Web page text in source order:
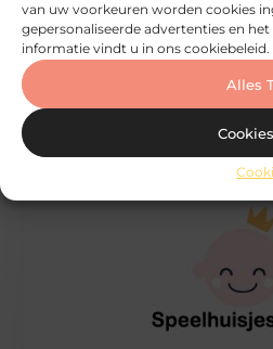
van uw voorkeuren worden cookies
gepersonaliseerde advertenties en
informatie vindt u in ons cookiebeleid.
Alles
De zoektocht naar je droomhuis
Het is zo ver. Je bent op het
nieuwe stap te maken. De stap